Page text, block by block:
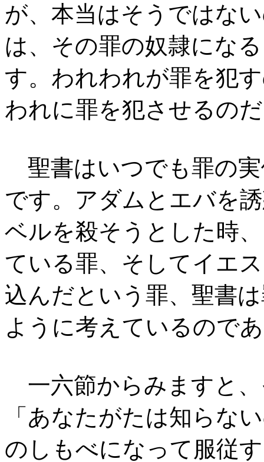
が、本当はそうではな
は、その罪の奴隷にな
す。われわれが罪を犯
われに罪を犯させるの
聖書はいつでも罪の
です。アダムとエバを
ベルを殺そうとした時
ている罪、そしてイエ
込んだという罪、聖書
ように考えているので
一六節からみますと
「あなたがたは知らな
のしもべになって服従